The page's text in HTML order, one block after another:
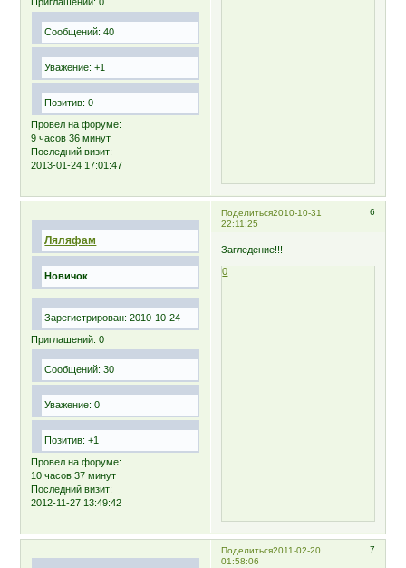
Сообщений: 40
Уважение: +1
Позитив: 0
Провел на форуме:
9 часов 36 минут
Последний визит:
2013-01-24 17:01:47
Поделиться 6
2010-10-31
22:11:25
Ляляфам
Новичок
Зарегистрирован: 2010-10-24
Приглашений: 0
Сообщений: 30
Уважение: 0
Позитив: +1
Провел на форуме:
10 часов 37 минут
Последний визит:
2012-11-27 13:49:42
Загледение!!!
0
Поделиться 7
2011-02-20
01:58:06